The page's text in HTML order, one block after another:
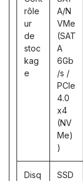
rôle
ur
de
stoc
kag
e
A/N
VMe
(SAT
A
6Gb
/s /
PCIe
4.0
x4
(NV
Me)
)
Disq
SSD